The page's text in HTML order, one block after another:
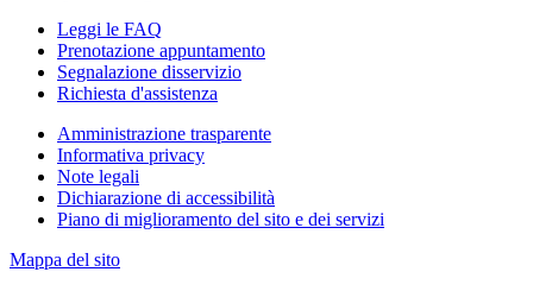
Leggi le FAQ
Prenotazione appuntamento
Segnalazione disservizio
Richiesta d'assistenza
Amministrazione trasparente
Informativa privacy
Note legali
Dichiarazione di accessibilità
Piano di miglioramento del sito e dei servizi
Mappa del sito